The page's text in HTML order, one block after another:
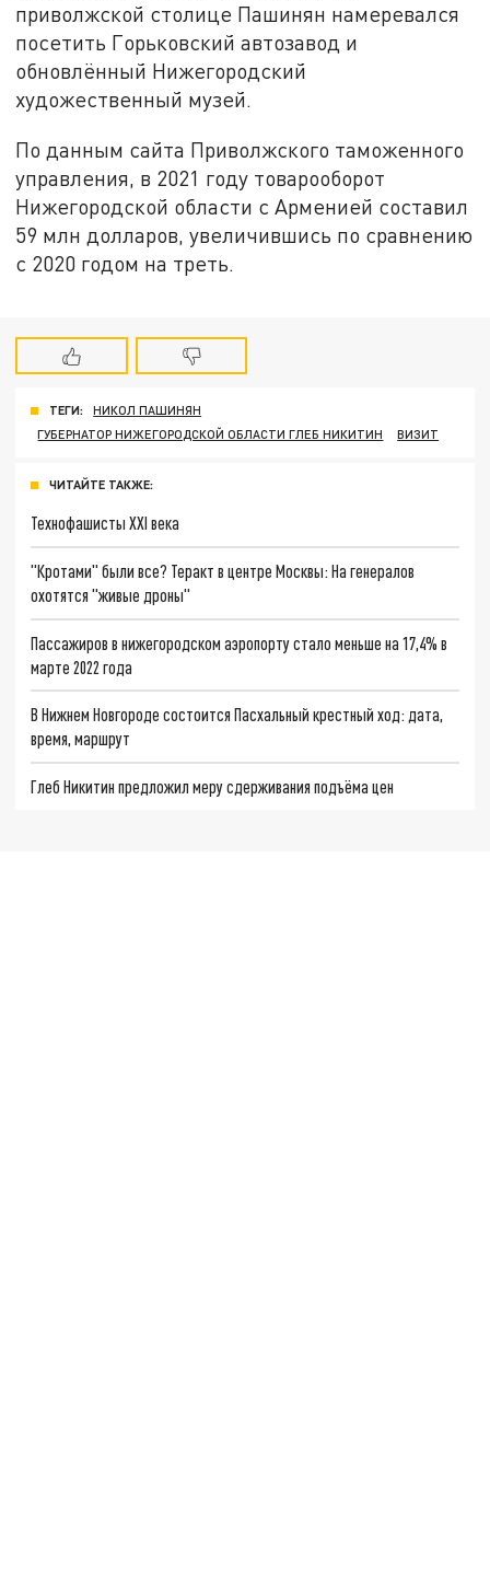
приволжской столице Пашинян намеревался
посетить Горьковский автозавод и
обновлённый Нижегородский
художественный музей.
По данным сайта Приволжского таможенного
управления, в 2021 году товарооборот
Нижегородской области с Арменией составил
59 млн долларов, увеличившись по сравнению
с 2020 годом на треть.
ТЕГИ:
НИКОЛ ПАШИНЯН
ГУБЕРНАТОР НИЖЕГОРОДСКОЙ ОБЛАСТИ ГЛЕБ НИКИТИН
ВИЗИТ
ЧИТАЙТЕ ТАКЖЕ:
Технофашисты XXI века
"Кротами" были все? Теракт в центре Москвы: На генералов
охотятся "живые дроны"
Пассажиров в нижегородском аэропорту стало меньше на 17,4% в
марте 2022 года
В Нижнем Новгороде состоится Пасхальный крестный ход: дата,
время, маршрут
Глеб Никитин предложил меру сдерживания подъёма цен